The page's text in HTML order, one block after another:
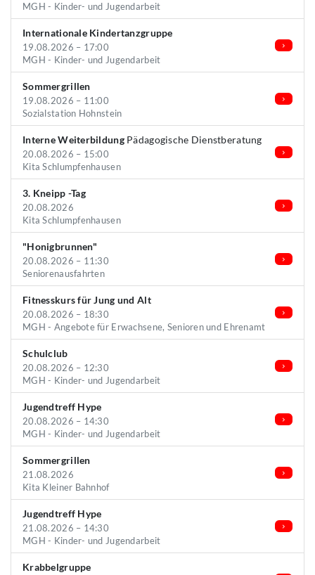
MGH - Kinder- und Jugendarbeit
Internationale Kindertanzgruppe
19.08.2026 – 17:00
MGH - Kinder- und Jugendarbeit
Sommergrillen
19.08.2026 – 11:00
Sozialstation Hohnstein
Interne WeiterbildungPädagogische Dienstberatung
20.08.2026 – 15:00
Kita Schlumpfenhausen
3. Kneipp -Tag
20.08.2026
Kita Schlumpfenhausen
"Honigbrunnen"
20.08.2026 – 11:30
Seniorenausfahrten
Fitnesskurs für Jung und Alt
20.08.2026 – 18:30
MGH - Angebote für Erwachsene, Senioren und Ehrenamt
Schulclub
20.08.2026 – 12:30
MGH - Kinder- und Jugendarbeit
Jugendtreff Hype
20.08.2026 – 14:30
MGH - Kinder- und Jugendarbeit
Sommergrillen
21.08.2026
Kita Kleiner Bahnhof
Jugendtreff Hype
21.08.2026 – 14:30
MGH - Kinder- und Jugendarbeit
Krabbelgruppe